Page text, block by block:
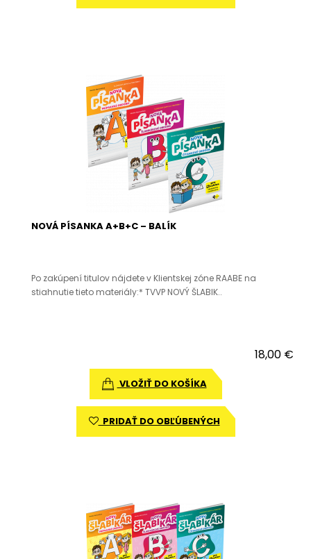
NOVÁ PÍSANKA A+B+C – BALÍK
Po zakúpení titulov nájdete v Klientskej zóne RAABE na
stiahnutie tieto materiály:* TVVP NOVÝ ŠLABIK..
18,00 €
VLOŽIŤ DO KOŠÍKA
PRIDAŤ DO OBĽÚBENÝCH